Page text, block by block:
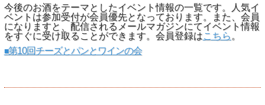
今後のお酒をテーマとしたイベント情報の一覧です。人気イ
ベントは参加受付が会員優先となっております。また、会員
になりますと、配信されるメールマガジンにてイベント情報
をすぐに受け取ることができます。会員登録はこちら 。
■第10回チーズとパンとワインの会